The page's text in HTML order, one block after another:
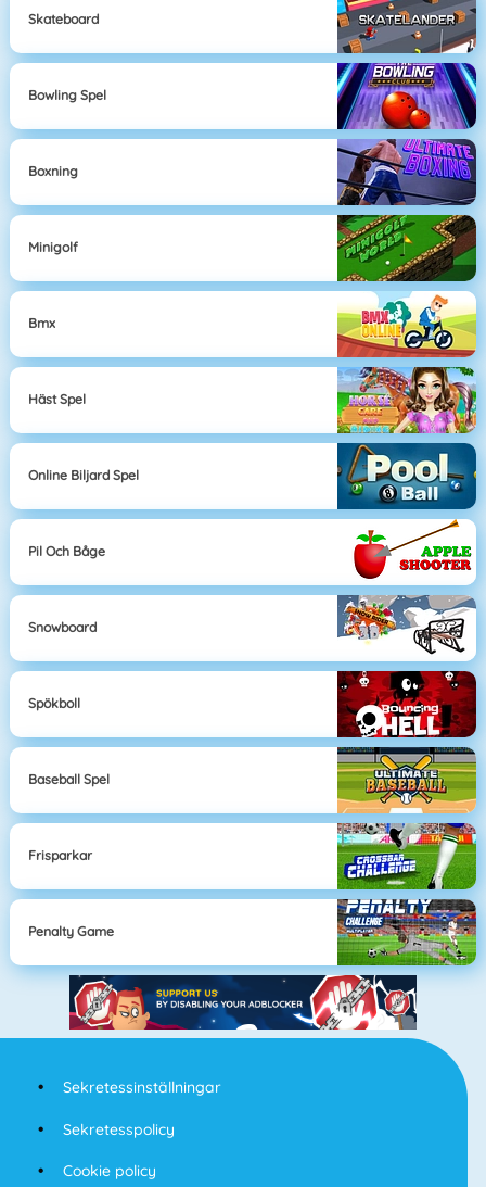
Skateboard
Bowling Spel
Boxning
Minigolf
Bmx
Häst Spel
Online Biljard Spel
Pil Och Båge
Snowboard
Spökboll
Baseball Spel
Frisparkar
Penalty Game
Sekretessinställningar
Sekretesspolicy
Cookie policy